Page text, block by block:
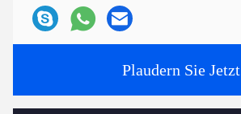
Plaudern Sie Jetzt